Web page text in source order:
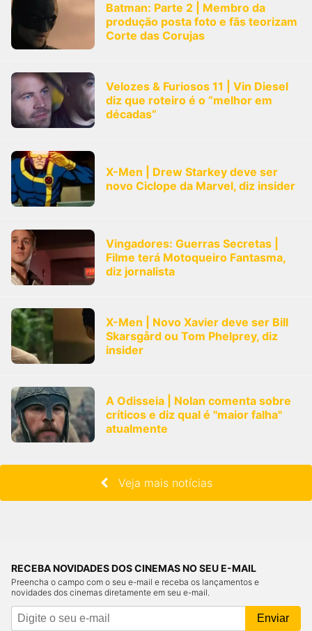
Batman: Parte 2 | Membro da
produção posta foto e fãs teorizam
Corte das Corujas
Velozes & Furiosos 11 | Vin Diesel
diz que roteiro é o “melhor em
décadas”
X-Men | Drew Starkey deve ser
novo Ciclope da Marvel, diz insider
Vingadores: Guerras Secretas |
Filme terá Motoqueiro Fantasma,
diz jornalista
X-Men | Novo Xavier deve ser Bill
Skarsgård ou Tom Phelprey, diz
insider
A Odisseia | Nolan comenta sobre
críticos e diz qual é "maior falha"
atualmente
Veja mais notícias
RECEBA NOVIDADES DOS CINEMAS NO SEU E-MAIL
Preencha o campo com o seu e-mail e receba os lançamentos e
novidades dos cinemas diretamente em seu e-mail.